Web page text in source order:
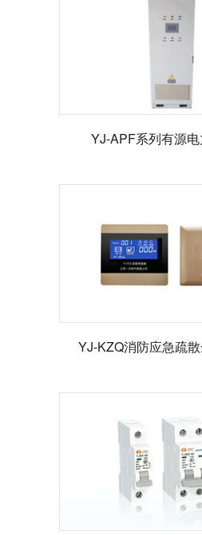
YJ-APF系列有源
YJ-KZQ消防应急疏